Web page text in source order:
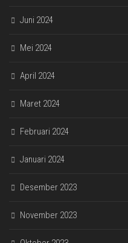
Juni 2024
Mei 2024
April 2024
Maret 2024
Februari 2024
Januari 2024
Desember 2023
November 2023